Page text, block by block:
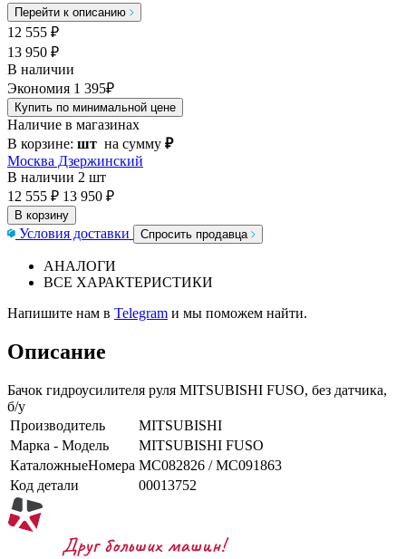
Перейти к описанию
12 555 ₽
13 950 ₽
В наличии
Экономия 1 395₽
Купить по минимальной цене
Наличие в магазинах
В корзине: шт на сумму ₽
Москва Дзержинский
В наличии 2 шт
12 555 ₽ 13 950 ₽
В корзину
Условия доставки Спросить продавца
АНАЛОГИ
ВСЕ ХАРАКТЕРИСТИКИ
Напишите нам в Telegram и мы поможем найти.
Описание
Бачок гидроусилителя руля MITSUBISHI FUSO, без датчика,
б/у
Производитель
MITSUBISHI
Марка - Модель
MITSUBISHI FUSO
КаталожныеНомера MC082826 / MC091863
Код детали
00013752